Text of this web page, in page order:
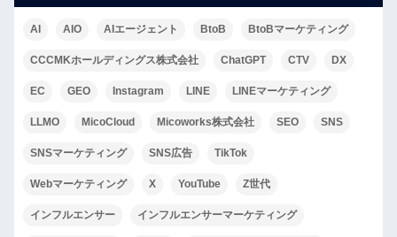
AI AIO AIエージェント BtoB BtoBマーケティング
CCCMKホールディングス株式会社 ChatGPT CTV DX
EC GEO Instagram LINE LINEマーケティング
LLMO MicoCloud Micoworks株式会社 SEO SNS
SNSマーケティング SNS広告 TikTok
Webマーケティング X YouTube Z世代
インフルエンサー インフルエンサーマーケティング